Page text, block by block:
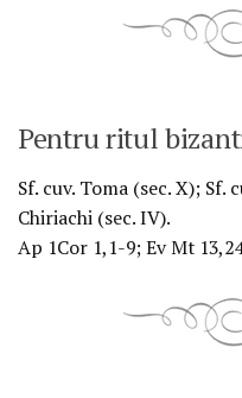
Pentru ritul
Sf. cuv. Toma (sec. X); Sf.
Chiriachi (sec. IV).
Ap 1Cor 1,1-9; Ev Mt